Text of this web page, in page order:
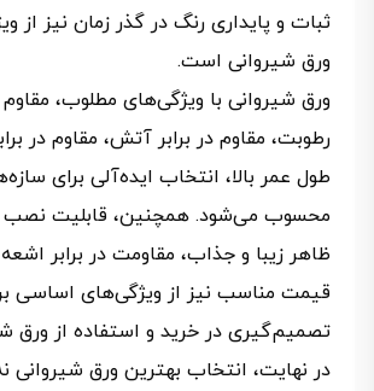
ثبات و پایداری رنگ در گذر زمان نیز از
ورق شیروانی است.
ورق شیروانی با ویژگی‌های مطلوب، مقاوم
رطوبت، مقاوم در برابر آتش، مقاوم در
طول عمر بالا، انتخاب ایده‌آلی برای
محسوب می‌شود. همچنین، قابلیت نصب
قیمت مناسب نیز از ویژگی‌های اساسی
تصمیم‌گیری در خرید و استفاده از ورق
در نهایت، انتخاب بهترین ورق شیروانی